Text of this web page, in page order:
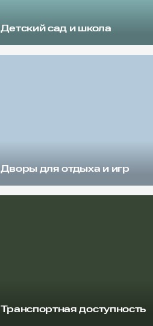
Детский сад и школа
Дворы для отдыха и игр
Транспортная доступность